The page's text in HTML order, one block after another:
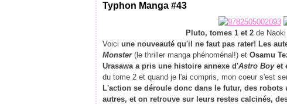
Typhon Manga #43
Pluto, tomes 1 et 2 de
Voici une nouveauté qu'il ne faut pas rater! Les
Monster(le thriller manga phénoménal!) et Osamu
Urasawa a pris une histoire annexe d'Astro Boyet
du tome 2 et quand je l'ai compris, mon coeur s'est
L'action se déroule donc dans le futur, des
autres, et on retrouve sur leurs restes calcinés,